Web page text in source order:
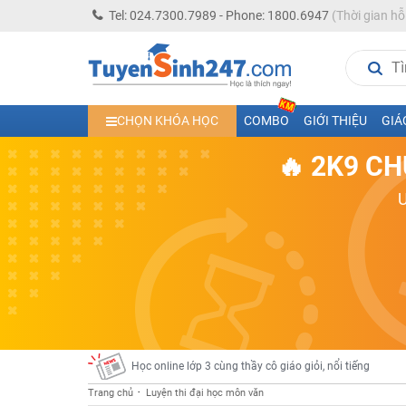
Tel: 024.7300.7989 - Phone: 1800.6947(Thời gian
CHỌN KHÓA HỌC COMBO GIỚI THIỆU
🔥 2K9
Học trực tuyến lớp 10 các môn Toán - Lý - Hóa - Văn -
Học online trực tuyến cấp Tiểu học và THCS năm học
Học online lớp 5 cùng thầy cô giáo giỏi, nổi tiếng
Học online lớp 7 cùng thầy cô giáo giỏi
Học online lớp 6 cùng thầy cô giỏi, nổi tiếng
Học online lớp 8 cùng thầy cô giáo giỏi
2K13! Bứt Phá Lớp 5 Năm Học 2023 - 2024
Học online lớp 4 cùng thầy cô giáo giỏi, nổi tiếng
Học online lớp 3 cùng thầy cô giáo giỏi, nổi tiếng
Học online lớp 2 với thầy cô giáo giỏi, nổi tiếng
Trang chủ Luyện thi đại học môn văn